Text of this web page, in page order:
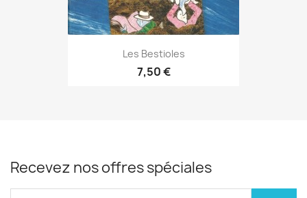
Les Bestioles
7,50 €
Recevez nos offres spéciales